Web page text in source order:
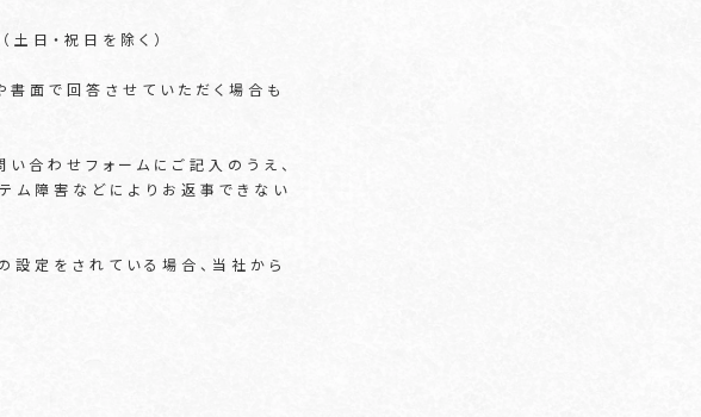
日・祝日を除く）
面で回答させていただく場合も
合わせフォームにご記入のうえ、
ム障害などによりお返事できない
設定をされている場合、当社から